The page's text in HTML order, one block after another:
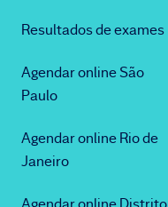
Resultados de exames
Agendar online São
Paulo
Agendar online Rio de
Janeiro